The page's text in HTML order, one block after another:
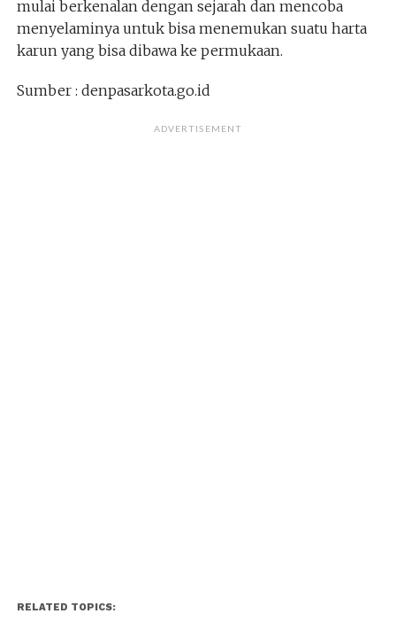
mulai berkenalan dengan sejarah dan mencoba
menyelaminya untuk bisa menemukan suatu harta
karun yang bisa dibawa ke permukaan.
Sumber : denpasarkota.go.id
ADVERTISEMENT
RELATED TOPICS: